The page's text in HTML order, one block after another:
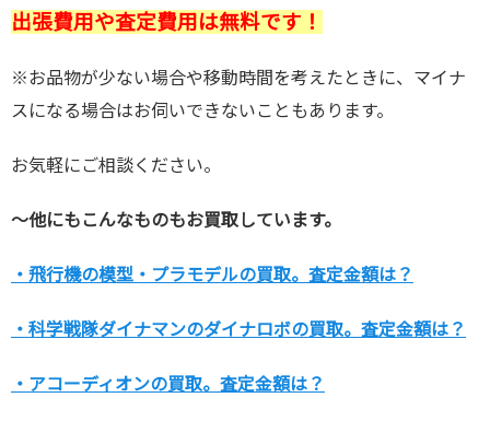
出張費用や査定費用は無料です！
※お品物が少ない場合や移動時間を考えたときに、マイナ
スになる場合はお伺いできないこともあります。
お気軽にご相談ください。
～他にもこんなものもお買取しています。
・飛行機の模型・プラモデルの買取。査定金額は？
・科学戦隊ダイナマンのダイナロボの買取。査定金額は？
・アコーディオンの買取。査定金額は？